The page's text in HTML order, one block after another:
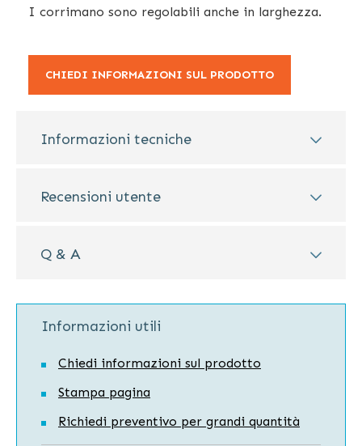
I corrimano sono regolabili anche in larghezza.
CHIEDI INFORMAZIONI SUL PRODOTTO
Informazioni tecniche
Recensioni utente
Q & A
Informazioni utili
Chiedi informazioni sul prodotto
Stampa pagina
Richiedi preventivo per grandi quantità